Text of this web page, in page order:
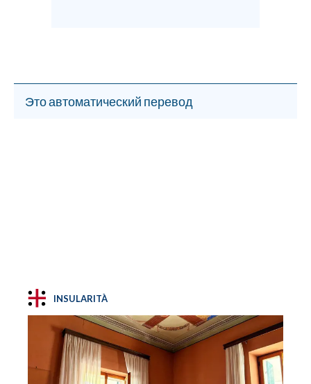
Это автоматический перевод
INSULARITÀ